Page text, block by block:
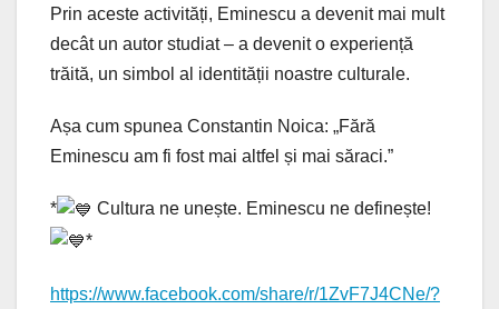
Prin aceste activități, Eminescu a devenit mai mult
decât un autor studiat – a devenit o experiență
trăită, un simbol al identității noastre culturale.
Așa cum spunea Constantin Noica: „Fără
Eminescu am fi fost mai altfel și mai săraci.”
*
Cultura ne unește. Eminescu ne definește!
*
https://www.facebook.com/share/r/1ZvF7J4CNe/?